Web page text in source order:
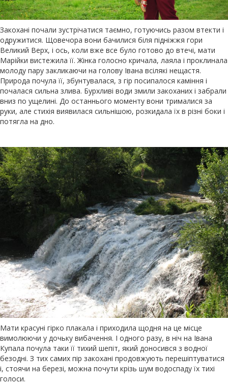
Закохані почали зустрічатися таємно, готуючись разом втекти і
одружитися. Щовечора вони бачилися біля підніжжя гори
Великий Верх, і ось, коли вже все було готово до втечі, мати
Марійки вистежила її. Жінка голосно кричала, лаяла і проклинала
молоду пару закликаючи на голову Івана всілякі нещастя.
Природа почула її, збунтувалася, з гір посипалося каміння і
почалася сильна злива. Бурхливі води змили закоханих і забрали
вниз по ущелині. До останнього моменту вони трималися за
руки, але стихія виявилася сильнішою, розкидала їх в різні боки і
потягла на дно.
Мати красуні гірко плакала і приходила щодня на це місце
вимолюючи у дочьку вибачення. І одного разу, в ніч на Івана
Купала почула таки її тихий шепіт, який доносився з водної
безодні. З тих самих пір закохані продовжують перешіптуватися
і, стоячи на березі, можна почути крізь шум водоспаду їх тихі
голоси.